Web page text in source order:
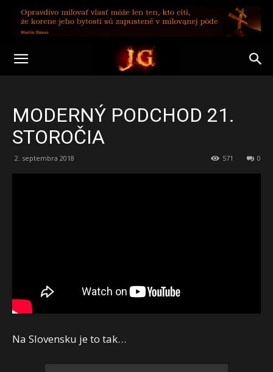
MODERNÝ PODCHOD 21.
STOROČIA
2. septembra 2018 0
571
Na Slovensku je to tak…